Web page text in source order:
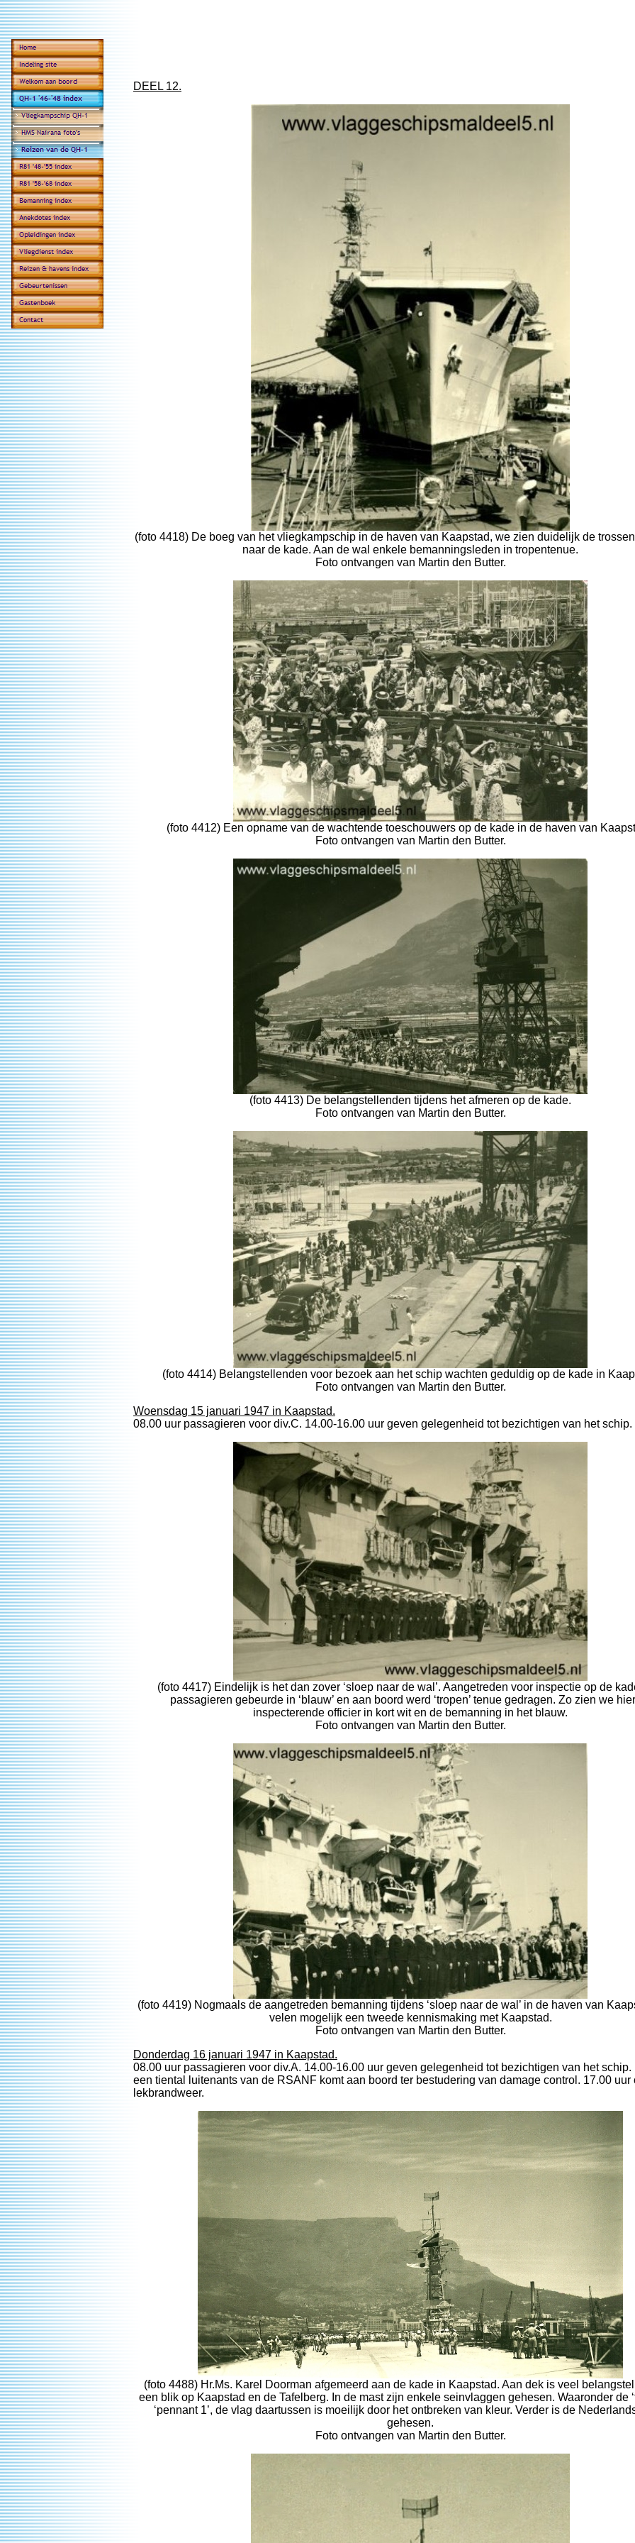
DEEL 12.
(foto 4418) De boeg van het vliegkampschip in de haven van Kaapstad, we zien duidelijk de
naar de kade. Aan de wal enkele bemanningsleden in tropentenue.
Foto ontvangen van Martin den Butter.
(foto 4412) Een opname van de wachtende toeschouwers op de kade in de haven van
Foto ontvangen van Martin den Butter.
(foto 4413) De belangstellenden tijdens het afmeren op de kade.
Foto ontvangen van Martin den Butter.
(foto 4414) Belangstellenden voor bezoek aan het schip wachten geduldig op de kade in
Foto ontvangen van Martin den Butter.
Woensdag 15 januari 1947 in Kaapstad.
08.00 uur passagieren voor div.C. 14.00-16.00 uur geven gelegenheid tot bezichtigen van het schip.
(foto 4417) Eindelijk is het dan zover ‘sloep naar de wal’. Aangetreden voor inspectie op de
passagieren gebeurde in ‘blauw’ en aan boord werd ‘tropen’ tenue gedragen. Zo zien we
inspecterende officier in kort wit en de bemanning in het blauw.
Foto ontvangen van Martin den Butter.
(foto 4419) Nogmaals de aangetreden bemanning tijdens ‘sloep naar de wal’ in de haven van
velen mogelijk een tweede kennismaking met Kaapstad.
Foto ontvangen van Martin den Butter.
Donderdag 16 januari 1947 in Kaapstad.
08.00 uur passagieren voor div.A. 14.00-16.00 uur geven gelegenheid tot bezichtigen van het schip.
een tiental luitenants van de RSANF komt aan boord ter bestudering van damage control. 17.00 uur
lekbrandweer.
(foto 4488) Hr.Ms. Karel Doorman afgemeerd aan de kade in Kaapstad. Aan dek is veel
een blik op Kaapstad en de Tafelberg. In de mast zijn enkele seinvlaggen gehesen. Waaronder de
‘pennant 1’, de vlag daartussen is moeilijk door het ontbreken van kleur. Verder is de
gehesen.
Foto ontvangen van Martin den Butter.